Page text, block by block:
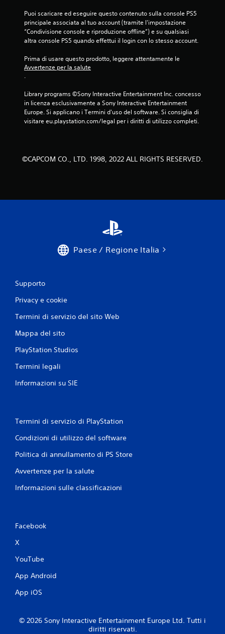
Puoi scaricare ed eseguire questo contenuto sulla console PS5
principale associata al tuo account (tramite l'impostazione
“Condivisione console e riproduzione offline”) e su qualsiasi
altra console PS5 quando effettui il login con lo stesso account.
Prima di usare questo prodotto, leggere attentamente le
Avvertenze per la salute
.
Library programs ©Sony Interactive Entertainment Inc. concesso
in licenza esclusivamente a Sony Interactive Entertainment
Europe. Si applicano i Termini d'uso del software. Si consiglia di
visitare eu.playstation.com/legal per i diritti di utilizzo completi.
©CAPCOM CO., LTD. 1998, 2022 ALL RIGHTS RESERVED.
Paese / Regione Italia
Supporto
Privacy e cookie
Termini di servizio del sito Web
Mappa del sito
PlayStation Studios
Termini legali
Informazioni su SIE
Termini di servizio di PlayStation
Condizioni di utilizzo del software
Politica di annullamento di PS Store
Avvertenze per la salute
Informazioni sulle classificazioni
Facebook
X
YouTube
App Android
App iOS
© 2026 Sony Interactive Entertainment Europe Ltd. Tutti i
diritti riservati.